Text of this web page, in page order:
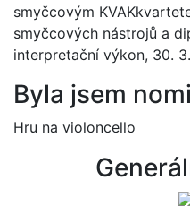
smyčcovým
smyčcových nástrojů a
interpretační výkon, 30.
Byla jsem
Hru na violoncello